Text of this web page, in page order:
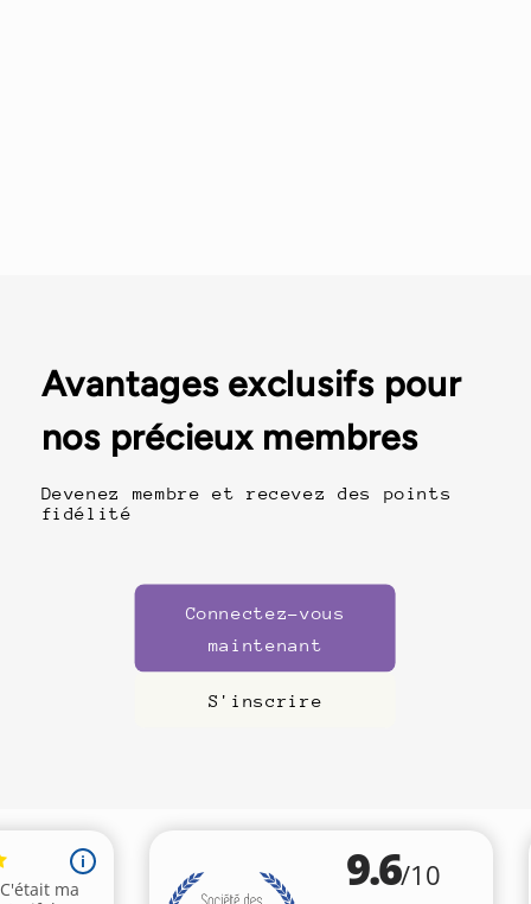
Avantages exclusifs pour
nos précieux membres
Devenez membre et recevez des points
fidélité
Connectez-vous
maintenant
S'inscrire